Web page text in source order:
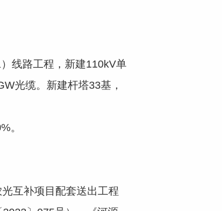
线路工程，新建110kV单
光缆。新建杆塔33基，
。
互补项目配套送出工程